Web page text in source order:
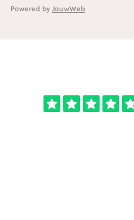
Powered by JouwWeb